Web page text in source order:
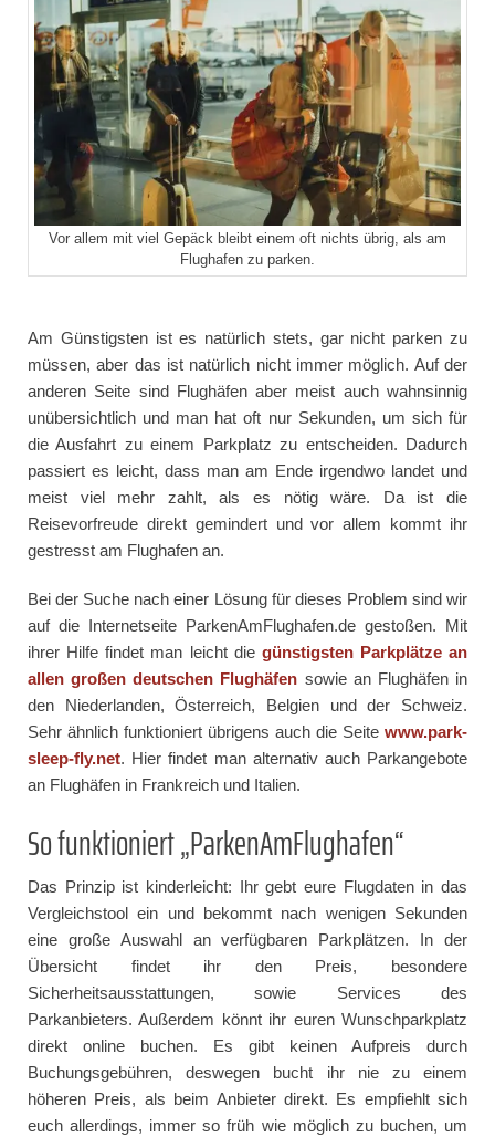
Vor allem mit viel Gepäck bleibt einem oft nichts übrig, als am
Flughafen zu parken.
Am Günstigsten ist es natürlich stets, gar nicht parken zu
müssen, aber das ist natürlich nicht immer möglich. Auf der
anderen Seite sind Flughäfen aber meist auch wahnsinnig
unübersichtlich und man hat oft nur Sekunden, um sich für
die Ausfahrt zu einem Parkplatz zu entscheiden. Dadurch
passiert es leicht, dass man am Ende irgendwo landet und
meist viel mehr zahlt, als es nötig wäre. Da ist die
Reisevorfreude direkt gemindert und vor allem kommt ihr
gestresst am Flughafen an.
Bei der Suche nach einer Lösung für dieses Problem sind wir
auf die Internetseite ParkenAmFlughafen.de gestoßen. Mit
ihrer Hilfe findet man leicht die günstigsten Parkplätze an
allen großen deutschen Flughäfen sowie an Flughäfen in
den Niederlanden, Österreich, Belgien und der Schweiz.
Sehr ähnlich funktioniert übrigens auch die Seite www.park-
sleep-fly.net. Hier findet man alternativ auch Parkangebote
an Flughäfen in Frankreich und Italien.
So funktioniert „ParkenAmFlughafen“
Das Prinzip ist kinderleicht: Ihr gebt eure Flugdaten in das
Vergleichstool ein und bekommt nach wenigen Sekunden
eine große Auswahl an verfügbaren Parkplätzen. In der
Übersicht findet ihr den Preis, besondere
Sicherheitsausstattungen, sowie Services des
Parkanbieters. Außerdem könnt ihr euren Wunschparkplatz
direkt online buchen. Es gibt keinen Aufpreis durch
Buchungsgebühren, deswegen bucht ihr nie zu einem
höheren Preis, als beim Anbieter direkt. Es empfiehlt sich
euch allerdings, immer so früh wie möglich zu buchen, um